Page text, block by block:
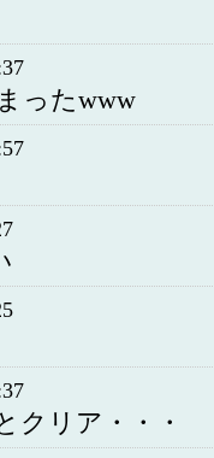
ったwww
クリア・・・